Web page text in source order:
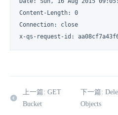
Content-Length: 0
Connection: close
x-qs-request-id:
上一篇: GET
Bucket
下一篇:
Objects